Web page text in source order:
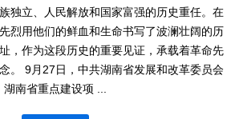
独立、人民解放和国家富强的历史重任。在
烈用他们的鲜血和生命书写了波澜壮阔的历
，作为这段历史的重要见证，承载着革命先
。 9月27日，中共湖南省发展和改革委员会
湖南省重点建设项 ...